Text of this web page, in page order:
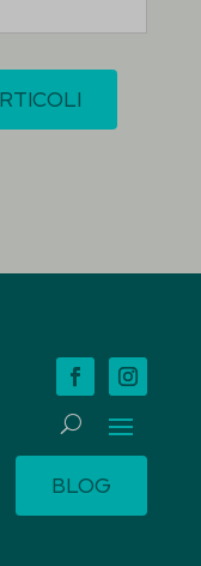
BLOG